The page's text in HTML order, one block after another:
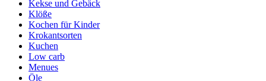
Kekse und Gebäck
Klöße
Kochen für Kinder
Krokantsorten
Kuchen
Low carb
Menues
Öle